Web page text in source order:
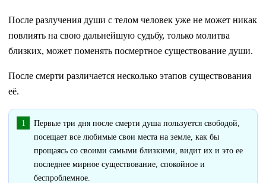
После разлучения души с телом человек уже не может никак
повлиять на свою дальнейшую судьбу, только молитва
близких, может поменять посмертное существование души.
После смерти различается несколько этапов существования
её.
Первые три дня после смерти душа пользуется свободой,
посещает все любимые свои места на земле, как бы
прощаясь со своими самыми близкими, видит их и это ее
последнее мирное существование, спокойное и
беспроблемное.